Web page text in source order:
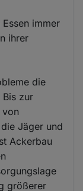
immer
ihrer
die
Bis zur
von
Jäger und
Ackerbau
größerer